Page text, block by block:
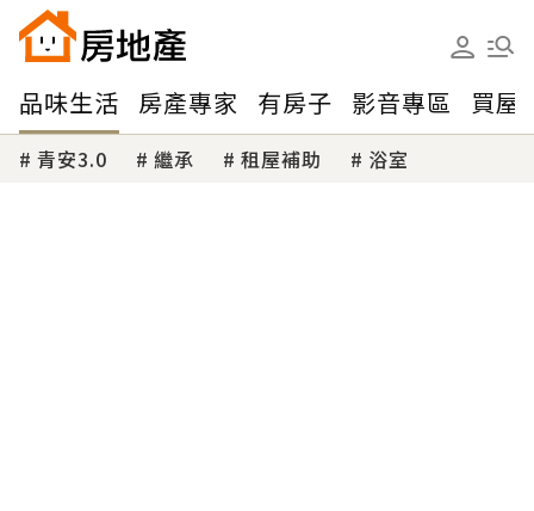
品味生活 房產專家 有房子 影音專區 買屋
青安3.0 繼承 租屋補助 浴室